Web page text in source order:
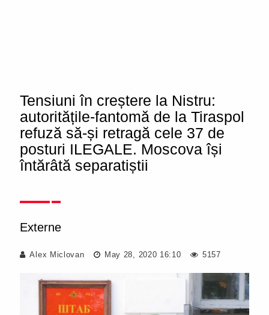
Tensiuni în creștere la Nistru:
autoritățile-fantomă de la Tiraspol
refuză să-și retragă cele 37 de
posturi ILEGALE. Moscova își
întărâtă separatiștii
Externe
Alex Miclovan May 28, 2020 16:10 5157